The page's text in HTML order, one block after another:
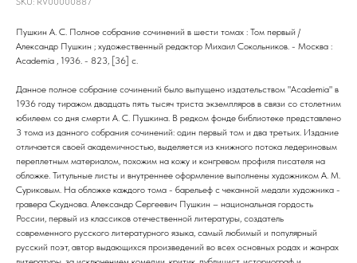
Пушкин А. С. Полное собрание сочинений в шести томах : Том первый /
Александр Пушкин ; художественный редактор Михаил Сокольников. - Москва :
Academia , 1936. - 823, [36] с.
Данное полное собрание сочинений было выпущено издательством "Academia" в
1936 году тиражом двадцать пять тысяч триста экземпляров в связи со столетним
юбилеем со дня смерти А. С. Пушкина. В редком фонде библиотеке представлено
3 тома из данного собрания сочинений: один первый том и два третьих. Издание
отличается своей академичностью, выделяется из книжного потока ледериновым
переплетным материалом, похожим на кожу и конгревом профиля писателя на
обложке. Титульные листы и внутреннее оформление выполнены художником А. М.
Суриковым. На обложке каждого тома - барельеф с чеканной медали художника -
гравера Скуднова. Александр Сергеевич Пушкин – национальная гордость
России, первый из классиков отечественной литературы, создатель
современного русского литературного языка, самый любимый и популярный
русский поэт, автор выдающихся произведений во всех основных родах и жанрах